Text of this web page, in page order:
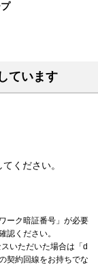
ています
ください。
ーク暗証番号」が必要
認ください。
いただいた場合は「d
契約回線をお持ちでな